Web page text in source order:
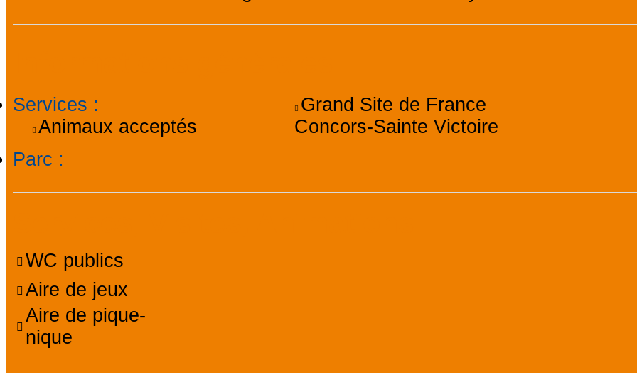
Services :
Animaux acceptés
Parc :
Grand Site de France
Concors-Sainte Victoire
WC publics
Aire de jeux
Aire de pique-
nique